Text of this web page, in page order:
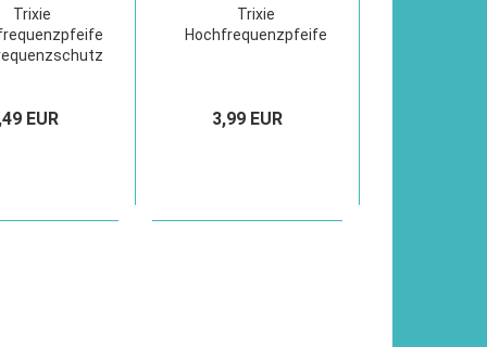
Trixie
EUR
Trixie
Hochfrequenzpfeife
3,99 EUR